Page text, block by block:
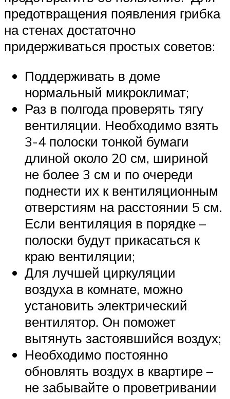
предотвращения появления грибка
на стенах достаточно
придерживаться простых советов:
Поддерживать в доме
нормальный микроклимат;
Раз в полгода проверять тягу
вентиляции. Необходимо взять
3-4 полоски тонкой бумаги
длиной около 20 см, шириной
не более 3 см и по очереди
поднести их к вентиляционным
отверстиям на расстоянии 5 см.
Если вентиляция в порядке –
полоски будут прикасаться к
краю вентиляции;
Для лучшей циркуляции
воздуха в комнате, можно
установить электрический
вентилятор. Он поможет
вытянуть застоявшийся воздух;
Необходимо постоянно
обновлять воздух в квартире –
не забывайте о проветривании